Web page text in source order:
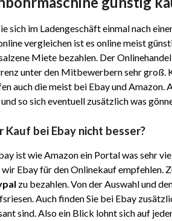
sich im Ladengeschäft einmal nach
vergleichen ist es online meist
Miete bezahlen. Der
unter den Mitbewerbern sehr groß.
auch die meist bei Ebay und Amazon.
so sich eventuell zusätzlich was
Kauf bei Ebay nicht besser?
ist wie Amazon ein Portal was sehr
wir Ebay für den Onlinekauf empfehlen.
zu bezahlen. Von der Auswahl und
Auch finden Sie bei Ebay
sind. Also ein Blick lohnt sich auf